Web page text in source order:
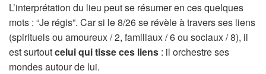
L’interprétation du lieu peut se résumer en ces quelques
mots : “Je régis”. Car si le 8/26 se révèle à travers ses liens
(spirituels ou amoureux / 2, familiaux / 6 ou sociaux / 8), il
est surtoutcelui qui tisse ces liens : il orchestre ses
mondes autour de lui.